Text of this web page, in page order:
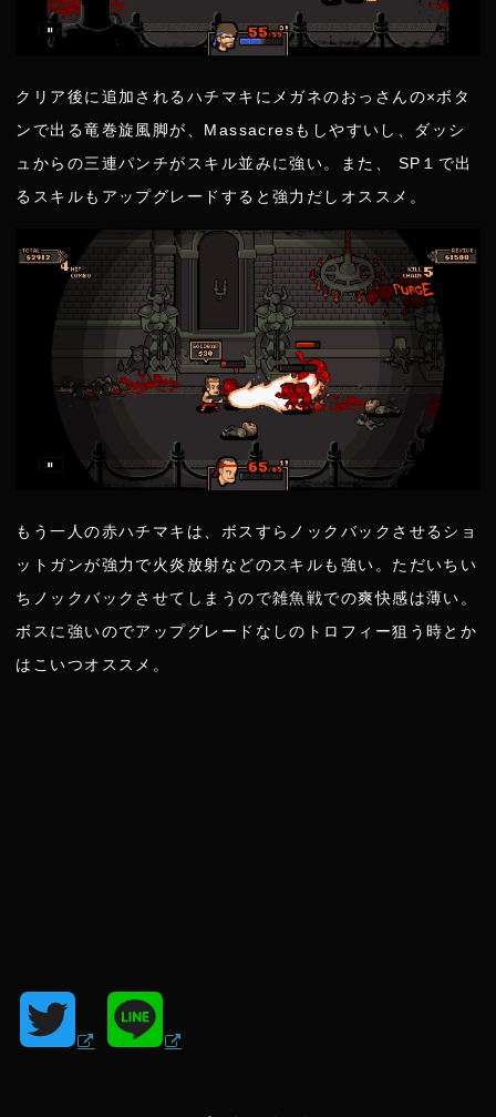
クリア後に追加されるハチマキにメガネのおっさんの×ボタ
ンで出る竜巻旋風脚が、Massacresもしやすいし、ダッシ
ュからの三連パンチがスキル並みに強い。また、 SP１で出
るスキルもアップグレードすると強力だしオススメ。
もう一人の赤ハチマキは、ボスすらノックバックさせるショ
ットガンが強力で火炎放射などのスキルも強い。ただいちい
ちノックバックさせてしまうので雑魚戦での爽快感は薄い。
ボスに強いのでアップグレードなしのトロフィー狙う時とか
はこいつオススメ。